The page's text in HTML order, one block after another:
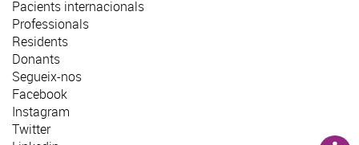
Pacients internacionals
Professionals
Residents
Donants
Segueix-nos
Facebook
Instagram
Twitter